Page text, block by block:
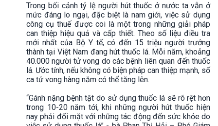
Trong bối cảnh tỷ lệ người hút thuốc ở nước ta vẫn ở
mức đáng lo ngại, đặc biệt là nam giới, việc sử dụng
công cụ thuế được coi là một trong những giải pháp
can thiệp hiệu quả và cấp thiết. Theo số liệu điều tra
mới nhất của Bộ Y tế, có đến 15 triệu người trưởng
thành tại Việt Nam đang hút thuốc lá. Mỗi năm, khoảng
40.000 người tử vong do các bệnh liên quan đến thuốc
lá. Ước tính, nếu không có biện pháp can thiệp mạnh, số
ca tử vong hàng năm có thể tăng lên.
“Gánh nặng bệnh tật do sử dụng thuốc lá sẽ rõ rệt hơn
trong 10-20 năm tới, khi những người hút thuốc hiện
nay phải đối mặt với những tác động đến sức khỏe do